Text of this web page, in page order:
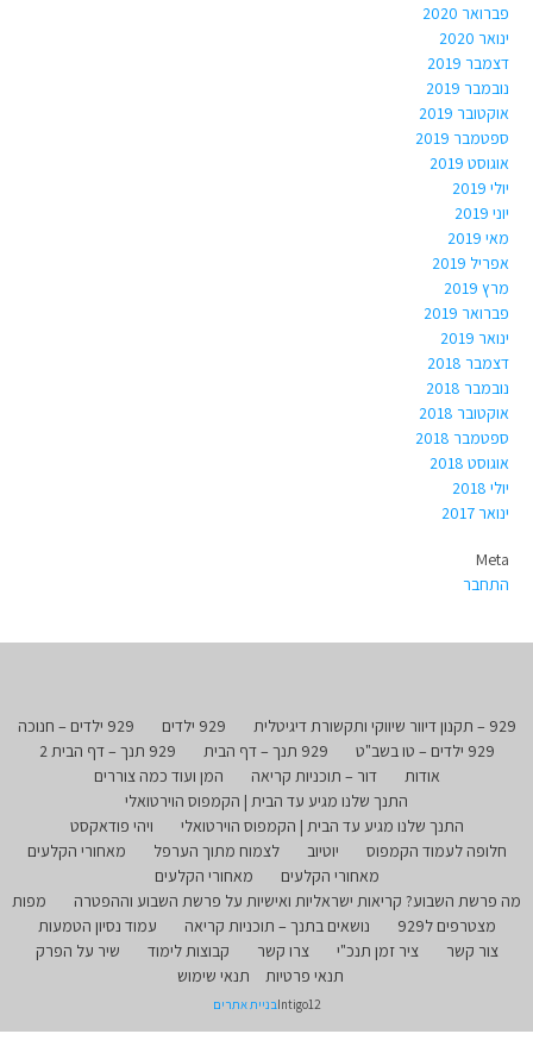
פברואר 2020
ינואר 2020
דצמבר 2019
נובמבר 2019
אוקטובר 2019
ספטמבר 2019
אוגוסט 2019
יולי 2019
יוני 2019
מאי 2019
אפריל 2019
מרץ 2019
פברואר 2019
ינואר 2019
דצמבר 2018
נובמבר 2018
אוקטובר 2018
ספטמבר 2018
אוגוסט 2018
יולי 2018
ינואר 2017
Meta
התחבר
929 – תקנון דיוור שיווקי ותקשורת דיגיטלית 929 ילדים
929 ילדים – חנוכה
929 ילדים – טו בשב"ט
929 תנך – דף הבית
929 תנך – דף הבית 2
אודות
דור – תוכניות קריאה
המן ועוד כמה צוררים
התנך שלנו מגיע עד הבית | הקמפוס הוירטואלי
התנך שלנו מגיע עד הבית | הקמפוס הוירטואלי
ויהי פודאקסט
חלופה לעמוד הקמפוס
יוטיוב לצמוח מתוך הערפל
מאחורי הקלעים
מאחורי הקלעים
מאחורי הקלעים
מה פרשת השבוע? קריאות ישראליות ואישיות על פרשת השבוע וההפטרה
מפות
מצטרפים ל929
נושאים בתנך – תוכניות קריאה
עמוד נסיון הטמעות
צור קשר
ציר זמן תנכ"י צרו קשר קבוצות לימוד
שיר על הפרק
תנאי פרטיות
תנאי שימוש
Intigo12בניית אתרים